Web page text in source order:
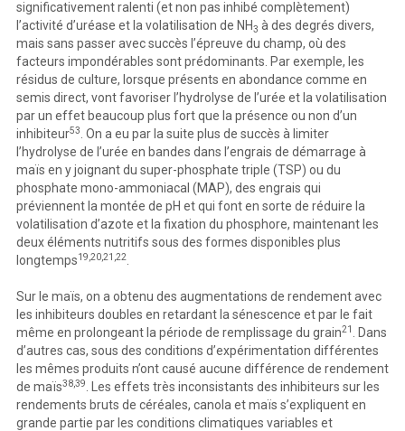
significativement ralenti (et non pas inhibé complètement)
l’activité d’uréase et la volatilisation de NH3 à des degrés divers,
mais sans passer avec succès l’épreuve du champ, où des
facteurs impondérables sont prédominants. Par exemple, les
résidus de culture, lorsque présents en abondance comme en
semis direct, vont favoriser l’hydrolyse de l’urée et la volatilisation
par un effet beaucoup plus fort que la présence ou non d’un
inhibiteur53 . On a eu par la suite plus de succès à limiter
l’hydrolyse de l’urée en bandes dans l’engrais de démarrage à
maïs en y joignant du super-phosphate triple (TSP) ou du
phosphate mono-ammoniacal (MAP), des engrais qui
préviennent la montée de pH et qui font en sorte de réduire la
volatilisation d’azote et la fixation du phosphore, maintenant les
deux éléments nutritifs sous des formes disponibles plus
longtemps19,20,21,22
Sur le maïs, on a obtenu des augmentations de rendement avec
les inhibiteurs doubles en retardant la sénescence et par le fait
même en prolongeant la période de remplissage du grain21
. Dans
d’autres cas, sous des conditions d’expérimentation différentes
les mêmes produits n’ont causé aucune différence de rendement
de maïs38,39
. Les effets très inconsistants des inhibiteurs sur les
rendements bruts de céréales, canola et maïs s’expliquent en
grande partie par les conditions climatiques variables et